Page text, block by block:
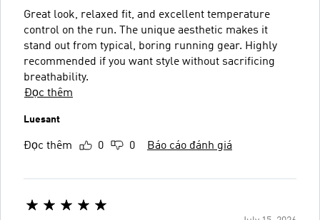
Great look, relaxed fit, and excellent temperature
control on the run. The unique aesthetic makes it
stand out from typical, boring running gear. Highly
recommended if you want style without sacrificing
breathability.
Đọc thêm
Luesant
Đọc thêm 0 0 Báo cáo đánh giá